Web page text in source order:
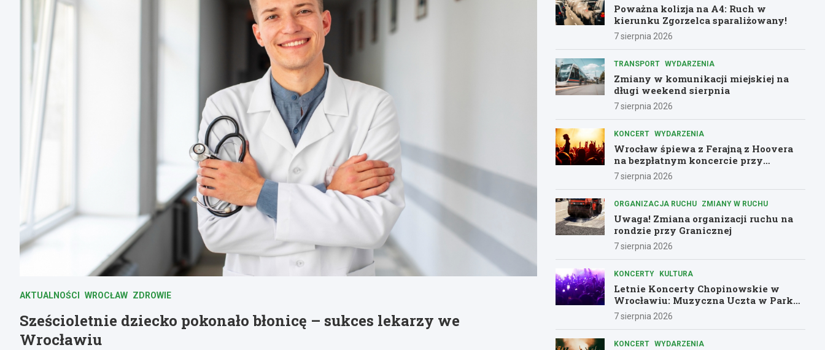
AKTUALNOŚCI WROCŁAW ZDROWIE
Sześcioletnie dziecko pokonało błonicę – sukces lekarzy we
Wrocławiu
Poważna kolizja na A4: Ruch w
kierunku Zgorzelca sparaliżowany!
7 sierpnia 2026
TRANSPORT WYDARZENIA
Zmiany w komunikacji miejskiej na
długi weekend sierpnia
7 sierpnia 2026
KONCERT WYDARZENIA
Wrocław śpiewa z Ferajną z Hoovera
na bezpłatnym koncercie przy
Komuny Paryskiej
7 sierpnia 2026
ORGANIZACJA RUCHU ZMIANY W RUCHU
Uwaga! Zmiana organizacji ruchu na
rondzie przy Granicznej
7 sierpnia 2026
KONCERTY KULTURA
Letnie Koncerty Chopinowskie w
Wrocławiu: Muzyczna Uczta w Parku
Południowym!
7 sierpnia 2026
KONCERT WYDARZENIA